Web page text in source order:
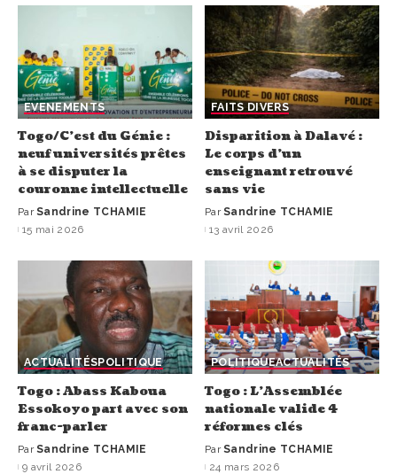
EVENEMENTS
Togo/C’est du Génie :
neuf universités prêtes
à se disputer la
couronne intellectuelle
Par Sandrine TCHAMIE
15 mai 2026
FAITS DIVERS
Disparition à Dalavé :
Le corps d’un
enseignant retrouvé
sans vie
Par Sandrine TCHAMIE
13 avril 2026
ACTUALITÉSPOLITIQUE
Togo : Abass Kaboua
Essokoyo part avec son
franc-parler
Par Sandrine TCHAMIE
9 avril 2026
POLITIQUEACTUALITÉS
Togo : L’Assemblée
nationale valide 4
réformes clés
Par Sandrine TCHAMIE
24 mars 2026